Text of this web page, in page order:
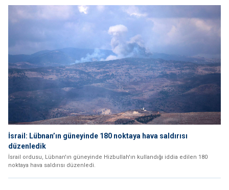
İsrail: Lübnan’ın güneyinde 180 noktaya hava saldırısı
düzenledik
İsrail ordusu, Lübnan'ın güneyinde Hizbullah'ın kullandığı iddia edilen 180
noktaya hava saldırısı düzenledi.